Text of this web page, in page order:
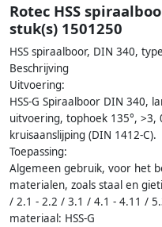
Rotec HSS
stuk(s) 1501250
HSS spiraalboor, DIN 340,
Beschrijving
Uitvoering:
HSS-G Spiraalboor DIN 340,
uitvoering, tophoek 135°,
kruisaanslijping (DIN 1412-C).
Toepassing:
Algemeen gebruik, voor het
materialen, zoals staal en
/ 2.1 - 2.2 / 3.1 / 4.1 - 4.11 /
materiaal: HSS-G